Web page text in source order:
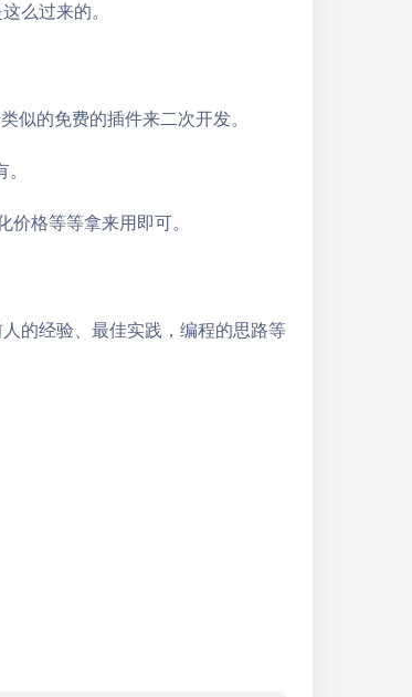
么过来的。
似的免费的插件来二次开发。
格等等拿来用即可。
的经验、最佳实践，编程的思路等